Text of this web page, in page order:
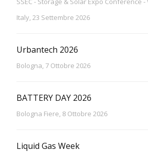
Italy, 23 Settembre 2026
Urbantech 2026
Bologna, 7 Ottobre 2026
BATTERY DAY 2026
Bologna Fiere, 8 Ottobre 2026
Liquid Gas Week